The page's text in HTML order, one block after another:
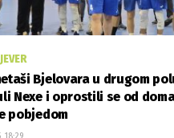
Bjelovara u drugom
Nexe i oprostili se od
pobjedom
18:29